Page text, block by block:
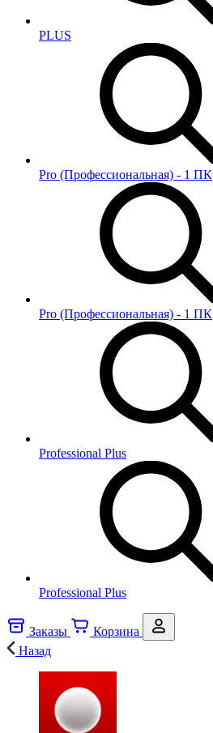
PLUS
Pro (Профессиональная) - 1 ПК
Pro (Профессиональная) - 1 ПК
Professional Plus
Professional Plus
Заказы
Корзина
Назад